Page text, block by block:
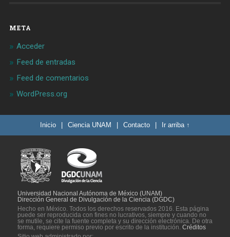
META
Acceder
Feed de entradas
Feed de comentarios
WordPress.org
Inicio Ciencia UNAM Contacto Ir arriba ↑
Universidad Nacional Autónoma de México (UNAM)
Dirección General de Divulgación de la Ciencia (DGDC)
Hecho en México. Todos los derechos reservados 2016. Esta página
puede ser reproducida con fines no lucrativos, siempre y cuando no
se mutile, se cite la fuente completa y su dirección electrónica. De otra
forma, requiere permiso previo por escrito de la institución. Créditos